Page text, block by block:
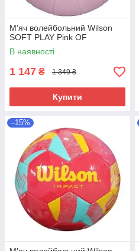
М'яч волейбольний Wilson
SOFT PLAY Pink OF
В наявності
1 147 ₴ 1 349 ₴
Купити
–15%